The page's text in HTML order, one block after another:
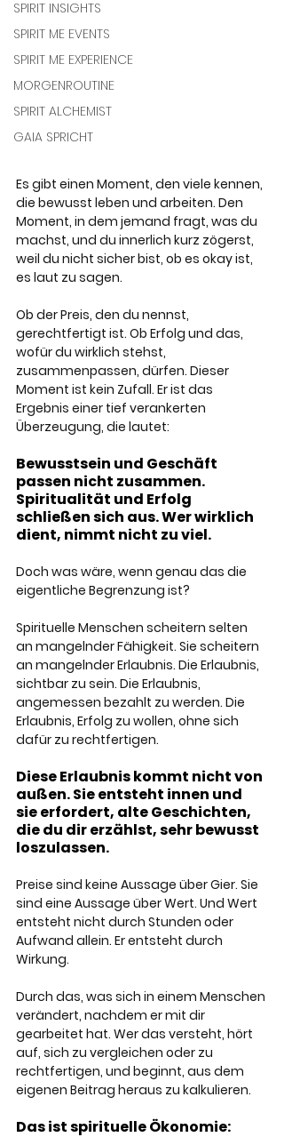
SPIRIT INSIGHTS
SPIRIT ME EVENTS
SPIRIT ME EXPERIENCE
MORGENROUTINE
SPIRIT ALCHEMIST
GAIA SPRICHT
Es gibt einen Moment, den viele kennen,
die bewusst leben und arbeiten. Den
Moment, in dem jemand fragt, was du
machst, und du innerlich kurz zögerst,
weil du nicht sicher bist, ob es okay ist,
es laut zu sagen.
Ob der Preis, den du nennst,
gerechtfertigt ist. Ob Erfolg und das,
wofür du wirklich stehst,
zusammenpassen, dürfen. Dieser
Moment ist kein Zufall. Er ist das
Ergebnis einer tief verankerten
Überzeugung, die lautet:
Bewusstsein und Geschäft
passen nicht zusammen.
Spiritualität und Erfolg
schließen sich aus. Wer wirklich
dient, nimmt nicht zu viel.
Doch was wäre, wenn genau das die
eigentliche Begrenzung ist?
Spirituelle Menschen scheitern selten
an mangelnder Fähigkeit. Sie scheitern
an mangelnder Erlaubnis. Die Erlaubnis,
sichtbar zu sein. Die Erlaubnis,
angemessen bezahlt zu werden. Die
Erlaubnis, Erfolg zu wollen, ohne sich
dafür zu rechtfertigen.
Diese Erlaubnis kommt nicht von
außen. Sie entsteht innen und
sie erfordert, alte Geschichten,
die du dir erzählst, sehr bewusst
loszulassen.
Preise sind keine Aussage über Gier. Sie
sind eine Aussage über Wert. Und Wert
entsteht nicht durch Stunden oder
Aufwand allein. Er entsteht durch
Wirkung.
Durch das, was sich in einem Menschen
verändert, nachdem er mit dir
gearbeitet hat. Wer das versteht, hört
auf, sich zu vergleichen oder zu
rechtfertigen, und beginnt, aus dem
eigenen Beitrag heraus zu kalkulieren.
Das ist spirituelle Ökonomie: